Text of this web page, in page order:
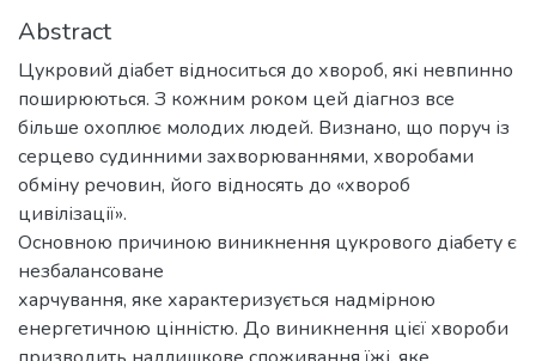
Abstract
Цукровий діабет відноситься до хвороб, які невпинно
поширюються. З кожним роком цей діагноз все
більше охоплює молодих людей. Визнано, що поруч із
серцево судинними захворюваннями, хворобами
обміну речовин, його відносять до «хвороб
цивілізації».
Основною причиною виникнення цукрового діабету є
незбалансоване
харчування, яке характеризується надмірною
енергетичною цінністю. До виникнення цієї хвороби